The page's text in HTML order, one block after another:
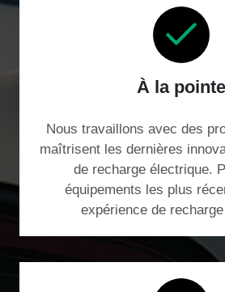
À la pointe
Nous travaillons avec des
maîtrisent les dernières
de recharge électrique.
équipements les plus
expérience de